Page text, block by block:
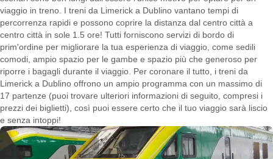
viaggio in treno. I treni da Limerick a Dublino vantano tempi di
percorrenza rapidi e possono coprire la distanza dal centro città a
centro città in sole 1.5 ore! Tutti forniscono servizi di bordo di
prim'ordine per migliorare la tua esperienza di viaggio, come sedili
comodi, ampio spazio per le gambe e spazio più che generoso per
riporre i bagagli durante il viaggio. Per coronare il tutto, i treni da
Limerick a Dublino offrono un ampio programma con un massimo di
17 partenze (puoi trovare ulteriori informazioni di seguito, compresi i
prezzi dei biglietti), così puoi essere certo che il tuo viaggio sarà liscio
e senza intoppi!